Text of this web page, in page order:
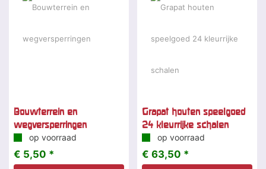
Bouwterrein en
wegversperringen
op voorraad
€ 5,50 *
Grapat houten speelgoed
24 kleurrijke schalen
op voorraad
€ 63,50 *